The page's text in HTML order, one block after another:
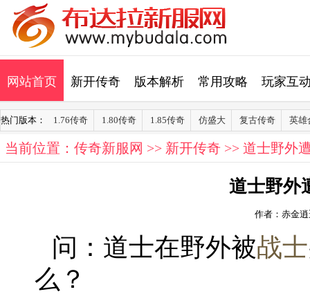
网站首页 新开传奇 版本解析 常用攻略 玩家互
热门版本： 1.76传奇 1.80传奇 1.85传奇 仿盛大 复古传奇 英雄
当前位置： 传奇新服网 >> 新开传奇 >> 道士野外
道士野外
作者：赤金
问：道士在野外被战士
么？